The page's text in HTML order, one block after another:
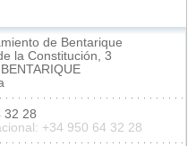
de Bentarique
la Constitución, 3
32 28
+34 950 64 32 28